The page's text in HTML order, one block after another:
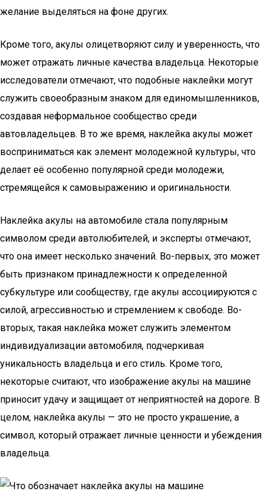
желание выделяться на фоне других.
Кроме того, акулы олицетворяют силу и уверенность, что
может отражать личные качества владельца. Некоторые
исследователи отмечают, что подобные наклейки могут
служить своеобразным знаком для единомышленников,
создавая неформальное сообщество среди
автовладельцев. В то же время, наклейка акулы может
восприниматься как элемент молодежной культуры, что
делает её особенно популярной среди молодежи,
стремящейся к самовыражению и оригинальности.
Наклейка акулы на автомобиле стала популярным
символом среди автолюбителей, и эксперты отмечают,
что она имеет несколько значений. Во-первых, это может
быть признаком принадлежности к определенной
субкультуре или сообществу, где акулы ассоциируются с
силой, агрессивностью и стремлением к свободе. Во-
вторых, такая наклейка может служить элементом
индивидуализации автомобиля, подчеркивая
уникальность владельца и его стиль. Кроме того,
некоторые считают, что изображение акулы на машине
приносит удачу и защищает от неприятностей на дороге. В
целом, наклейка акулы — это не просто украшение, а
символ, который отражает личные ценности и убеждения
владельца.